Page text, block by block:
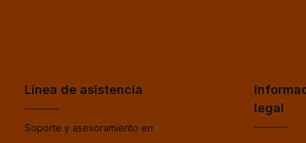
Línea de asistencia
Soporte y asesoramiento en:
legal